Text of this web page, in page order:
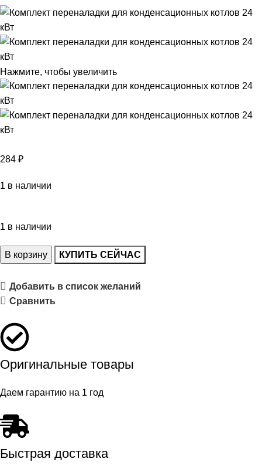
Нажмите, чтобы увеличить
284 ₽
1 в наличии
1 в наличии
В корзину КУПИТЬ СЕЙЧАС
Добавить в список желаний
Сравнить
Оригинальные товары
Даем гарантию на 1 год
Быстрая доставка